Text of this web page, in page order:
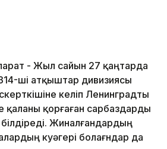
- Жыл сайын 27 қаңтарда
ші атқыштар дивизиясы
келіп Ленинградты
қаланы қорғаған сарбаздарды
Жиналғандардың
куәгері болағндар да